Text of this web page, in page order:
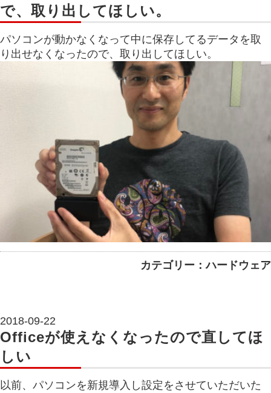
で、取り出してほしい。
パソコンが動かなくなって中に保存してるデータを取
り出せなくなったので、取り出してほしい。
カテゴリー：ハードウェア
2018-09-22
Officeが使えなくなったので直してほ
しい
以前、パソコンを新規導入し設定をさせていただいた